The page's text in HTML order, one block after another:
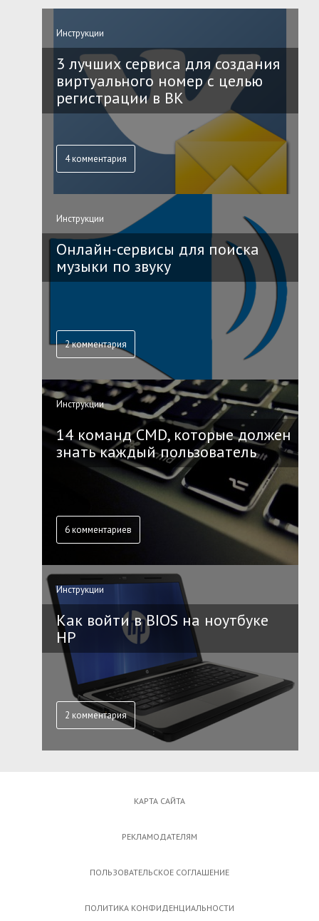
Инструкции
3 лучших сервиса для создания
виртуального номер с целью
регистрации в ВК
4 комментария
Инструкции
Онлайн-сервисы для поиска
музыки по звуку
2 комментария
Инструкции
14 команд CMD, которые должен
знать каждый пользователь
6 комментариев
Инструкции
Как войти в BIOS на ноутбуке
HP
2 комментария
КАРТА САЙТА
РЕКЛАМОДАТЕЛЯМ
ПОЛЬЗОВАТЕЛЬСКОЕ СОГЛАШЕНИЕ
ПОЛИТИКА КОНФИДЕНЦИАЛЬНОСТИ